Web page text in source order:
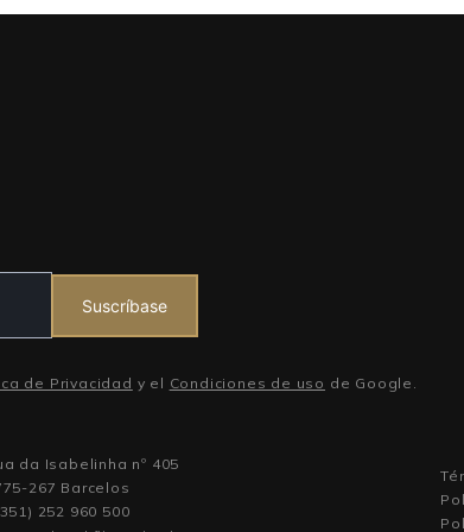
Suscríbase
de Privacidad y el Condiciones de uso de Google.
da Isabelinha nº 405
267 Barcelos
252 960 500